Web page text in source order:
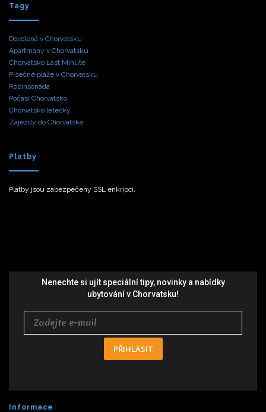
Tagy
Dovolená v Chorvatsku
Apartmány v Chorvatsku
Chorvatsko Last Minute
Písečné pláže v Chorvatsku
Robinsonáda
Počasí Chorvatsko
Chorvatsko letecky
Zájezdy do Chorvatska
Platby
Platby jsou zabezpečeny SSL enkripci.
Nenechte si ujít speciální tipy, novinky a nabídky
ubytování v Chorvatsku!
PŘIHLÁSIT
Informace